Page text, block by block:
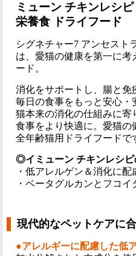
ミューン チキンレシ
栄養食 ドライフード
シグネチャー7 アンセスト
は、愛猫の健康を第一に考
ード。
消化をサポートし、腸と免
毎日の食事をもっと安心・
猫本来の消化の仕組みに
食事をより快適に。愛猫の
全年齢猫用ドライフードで
◎イミューン チキンレシピ
・低アレルゲン＆消化に
・ベータグルカンとフコ
現代的なペットケアに
●アレルギーに配慮した低